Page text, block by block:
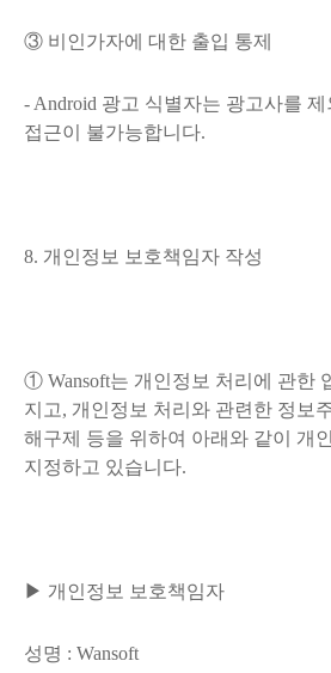
③ 비인가자에 대한 출입 통제
- Android 광고 식별자는 광고사를
접근이 불가능합니다.
8. 개인정보 보호책임자 작성
① Wansoft는 개인정보 처리에 관한
지고, 개인정보 처리와 관련한 정보
해구제 등을 위하여 아래와 같이 개
지정하고 있습니다.
▶ 개인정보 보호책임자
성명 : Wansoft